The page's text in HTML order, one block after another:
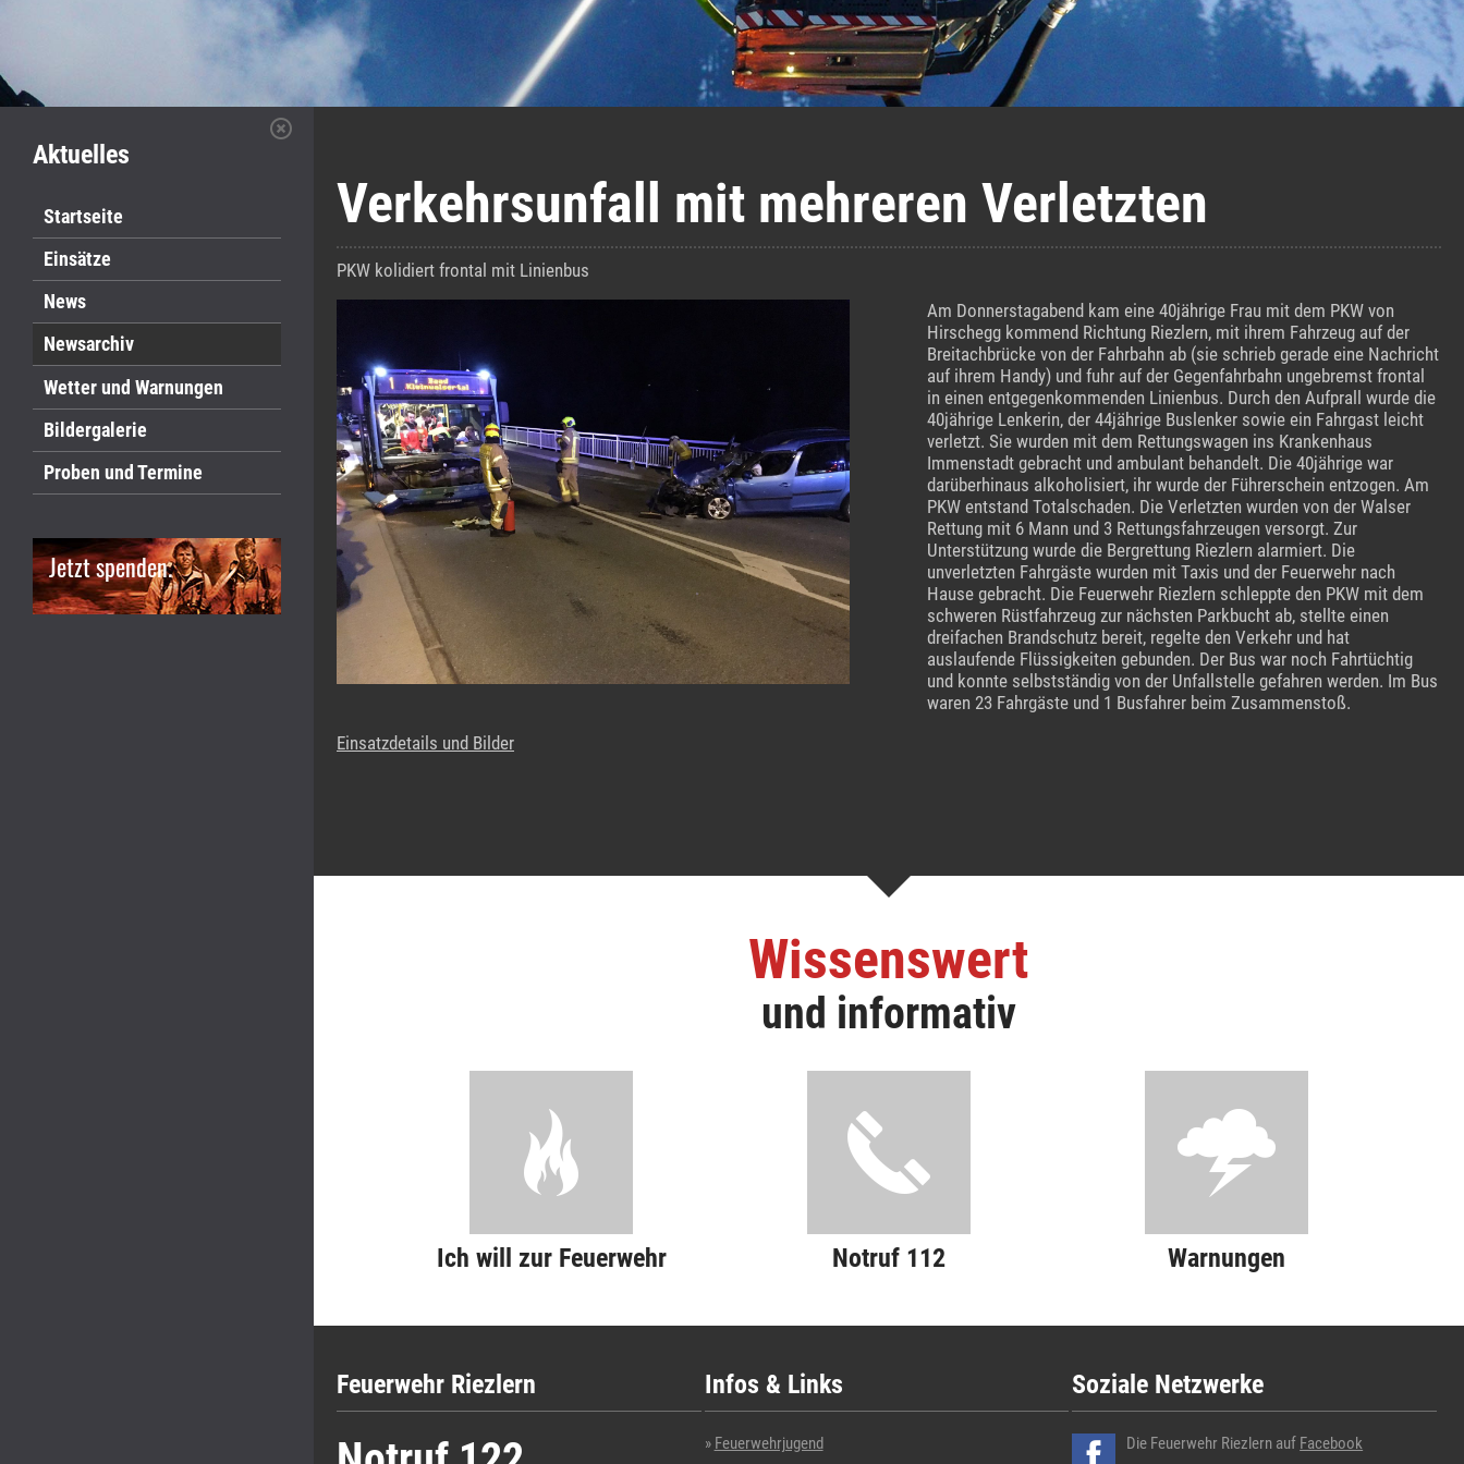
Aktuelles
Startseite
Einsätze
News
Newsarchiv
Wetter und Warnungen
Bildergalerie
Proben und Termine
Jetzt spenden.
Verkehrsunfall mit mehreren Verletzten
PKW kolidiert frontal mit Linienbus
Am Donnerstagabend kam eine 40jährige Frau mit dem PKW von
Hirschegg kommend Richtung Riezlern, mit ihrem Fahrzeug auf der
Breitachbrücke von der Fahrbahn ab (sie schrieb gerade eine Nachricht
auf ihrem Handy) und fuhr auf der Gegenfahrbahn ungebremst frontal
in einen entgegenkommenden Linienbus. Durch den Aufprall wurde die
40jährige Lenkerin, der 44jährige Buslenker sowie ein Fahrgast leicht
verletzt. Sie wurden mit dem Rettungswagen ins Krankenhaus
Immenstadt gebracht und ambulant behandelt. Die 40jährige war
darüberhinaus alkoholisiert, ihr wurde der Führerschein entzogen. Am
PKW entstand Totalschaden. Die Verletzten wurden von der Walser
Rettung mit 6 Mann und 3 Rettungsfahrzeugen versorgt. Zur
Unterstützung wurde die Bergrettung Riezlern alarmiert. Die
unverletzten Fahrgäste wurden mit Taxis und der Feuerwehr nach
Hause gebracht. Die Feuerwehr Riezlern schleppte den PKW mit dem
schweren Rüstfahrzeug zur nächsten Parkbucht ab, stellte einen
dreifachen Brandschutz bereit, regelte den Verkehr und hat
auslaufende Flüssigkeiten gebunden. Der Bus war noch Fahrtüchtig
und konnte selbstständig von der Unfallstelle gefahren werden. Im Bus
waren 23 Fahrgäste und 1 Busfahrer beim Zusammenstoß.
Einsatzdetails und Bilder
Wissenswert
und informativ
Ich will zur Feuerwehr Notruf 112 Warnungen
Feuerwehr Riezlern Infos & Links
Feuerwehrjugend
Soziale Netzwerke
Die Feuerwehr Riezlern auf Facebook